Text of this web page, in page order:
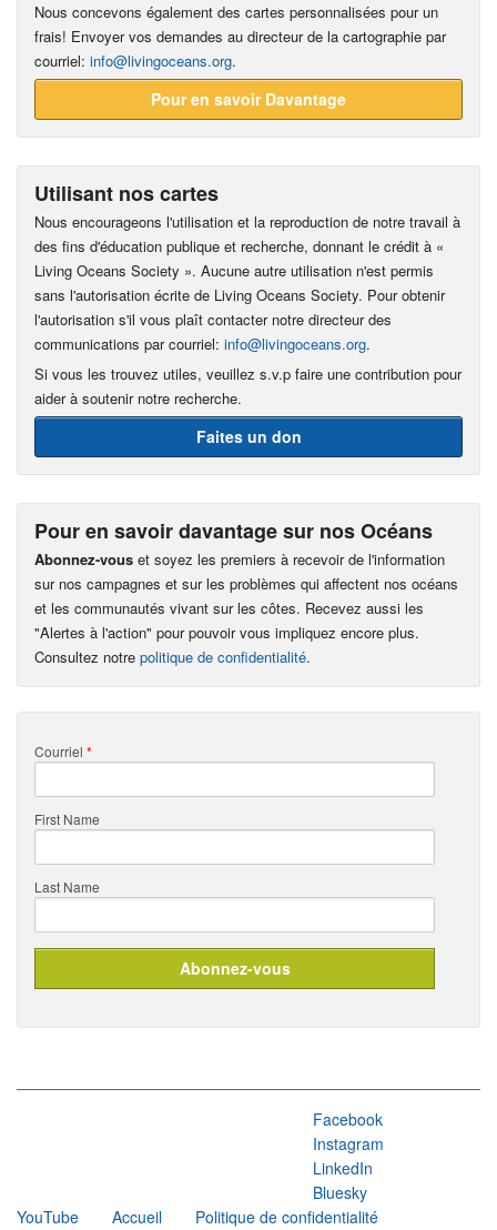
Nous concevons également des cartes personnalisées pour un
frais! Envoyer vos demandes au directeur de la cartographie par
courriel: info@livingoceans.org.
Pour en savoir Davantage
Utilisant nos cartes
Nous encourageons l'utilisation et la reproduction de notre travail à
des fins d'éducation publique et recherche, donnant le crédit à «
Living Oceans Society ». Aucune autre utilisation n'est permis
sans l'autorisation écrite de Living Oceans Society. Pour obtenir
l'autorisation s'il vous plaît contacter notre directeur des
communications par courriel: info@livingoceans.org.
Si vous les trouvez utiles, veuillez s.v.p faire une contribution pour
aider à soutenir notre recherche.
Faites un don
Pour en savoir davantage sur nos Océans
Abonnez-vous et soyez les premiers à recevoir de l'information
sur nos campagnes et sur les problèmes qui affectent nos océans
et les communautés vivant sur les côtes. Recevez aussi les
"Alertes à l'action" pour pouvoir vous impliquez encore plus.
Consultez notre politique de confidentialité.
Courriel *
First Name
Last Name
Facebook
Instagram
LinkedIn
Bluesky
YouTube
Accueil Politique de confidentialité